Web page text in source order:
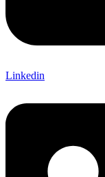
Linkedin